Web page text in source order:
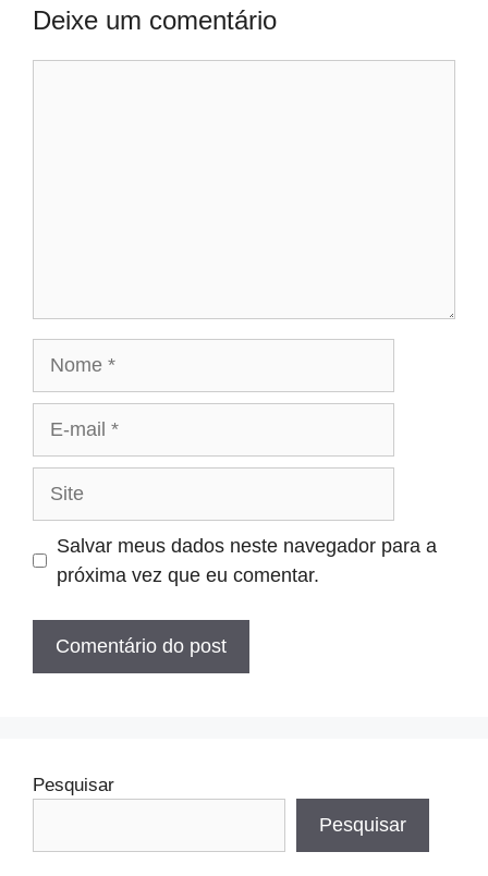
Deixe um comentário
Salvar meus dados neste navegador para a
próxima vez que eu comentar.
Pesquisar
Pesquisar